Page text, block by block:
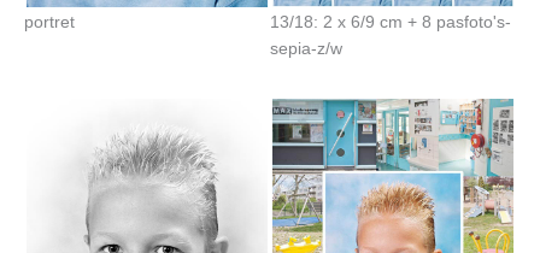
portret
13/18: 2 x 6/9 cm + 8 pasfoto's-
sepia-z/w